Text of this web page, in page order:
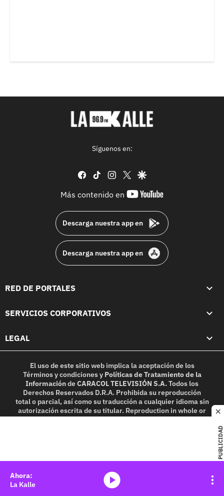
PUBLICIDAD
Síguenos en:
facebook
tiktok instagram
twittergoogle
Más contenido en
youtube-
Descarga nuestra app en
Descarga nuestra app en
RED DE PORTALES
SERVICIOS CORPORATIVOS
LEGAL
El uso de este sitio web implica la aceptación de los
Términos y condicionesy Políticas de Tratamiento de la
InformacióndeCARACOL TELEVISIÓN S.A.Todos los
Derechos Reservados D.R.A. Prohibida su reproducción
total o parcial, así como su traducción a cualquier idioma sin
autorización escrita de su titular. Reproduction in whole or
La Kalle